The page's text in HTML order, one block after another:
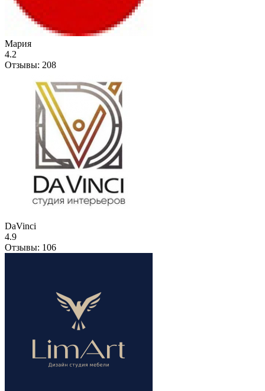
Мария
4.2
Отзывы: 208
DaVinci
4.9
Отзывы: 106